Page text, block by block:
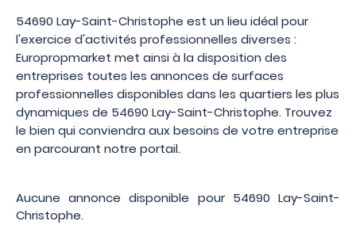
54690 Lay-Saint-Christophe est un lieu idéal pour
l'exercice d'activités professionnelles diverses :
Europropmarket met ainsi à la disposition des
entreprises toutes les annonces de surfaces
professionnelles disponibles dans les quartiers les plus
dynamiques de 54690 Lay-Saint-Christophe. Trouvez
le bien qui conviendra aux besoins de votre entreprise
en parcourant notre portail.
Aucune annonce disponible pour 54690 Lay-Saint-
Christophe.